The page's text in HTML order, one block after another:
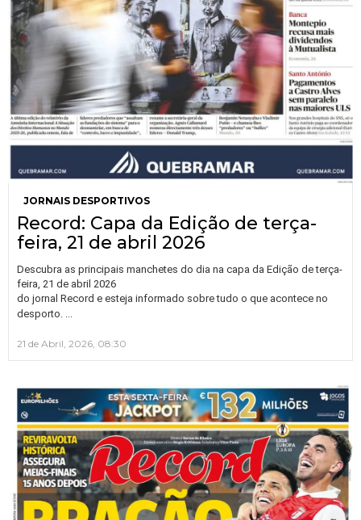
JORNAIS DESPORTIVOS
Record: Capa da Edição de terça-
feira, 21 de abril 2026
Descubra as principais manchetes do dia na capa da Edição de terça-
feira, 21 de abril 2026
do jornal Record e esteja informado sobre tudo o que acontece no
desporto.
21 de Abril, 2026, 08:30